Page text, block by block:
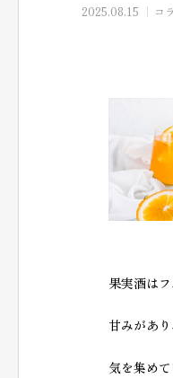
2025.08.15 コ
果実酒は
甘みがあ
気を集めて
お問い合わせ